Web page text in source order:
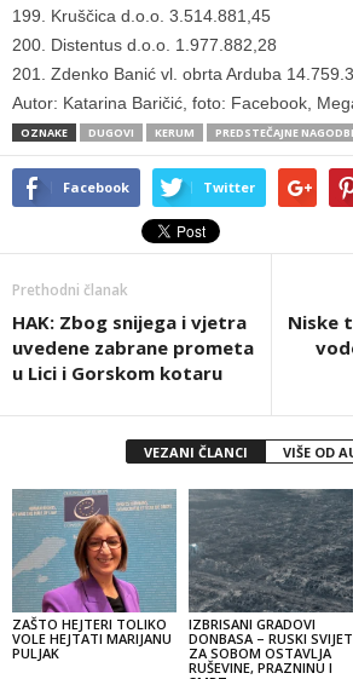
199. Kruščica d.o.o. 3.514.881,45
200. Distentus d.o.o. 1.977.882,28
201. Zdenko Banić vl. obrta Arduba
Autor: Katarina Baričić, foto: Facebook,
OZNAKE DUGOVI KERUM PREDSTEČAJNE
Facebook Twitter
Prethodni članak
HAK: Zbog snijega i vjetra
uvedene zabrane prometa
u Lici i Gorskom kotaru
Niske
VEZANI ČLANCI VIŠE OD
ZAŠTO HEJTERI TOLIKO
VOLE HEJTATI MARIJANU
PULJAK
IZBRISANI GRADOVI
DONBASA – RUSKI SVIJET
ZA SOBOM OSTAVLJA
RUŠEVINE, PRAZNINU I